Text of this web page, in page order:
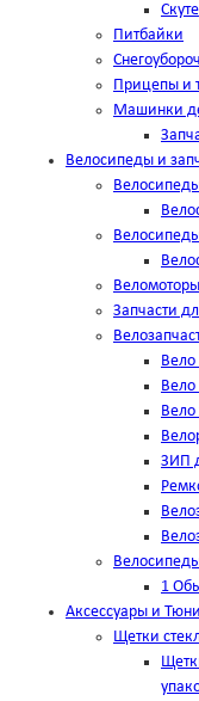
Питбайки
Прицепы и
Машинки
Велосипеды и
Запчасти
Вело
Вело
ЗИП
1
Аксессуары и
Щетки